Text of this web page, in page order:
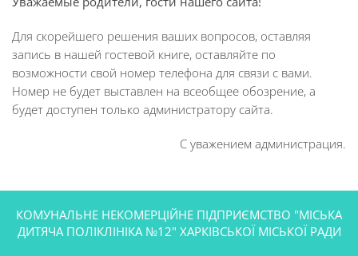
Для скорейшего решения ваших вопросов, оставляя
запись в нашей гостевой книге, оставляйте по
возможности свой номер телефона для связи с вами.
Номер не будет выставлен на всеобщее обозрение, а
будет доступен только администратору сайта.
С уважением администрация.
КОМУНАЛЬНЕ НЕКОМЕРЦІЙНЕ ПІДПРИЄМСТВО "МІСЬКА
ДИТЯЧА ПОЛІКЛІНІКА №12" ХАРКІВСЬКОЇ МІСЬКОЇ РАДИ